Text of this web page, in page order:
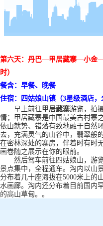
第六天：丹巴—甲居藏寨—小金—
时）
餐含：早餐、晚餐
住宿：四姑娘山镇（3星级酒店，
早上前往甲居藏寨游览， 拍
情； 甲居藏寨是中国最美古村寨
依山就势、错落有致地融于自然
去，充满灵气的山谷中，翡翠般
在密林深处的寨房，伴着时有时
画卷随之展示在你的眼前。
然后驾车前往四姑娘山， 游
景点集中，全程通车。沟内以山
分布着几十座海拔在5000米上的
水画廊。沟内还分布着目前国内
的高山草甸。 。